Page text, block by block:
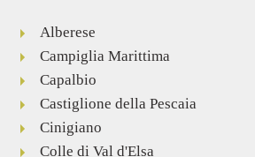
Alberese
Campiglia Marittima
Capalbio
Castiglione della Pescaia
Cinigiano
Colle di Val d'Elsa